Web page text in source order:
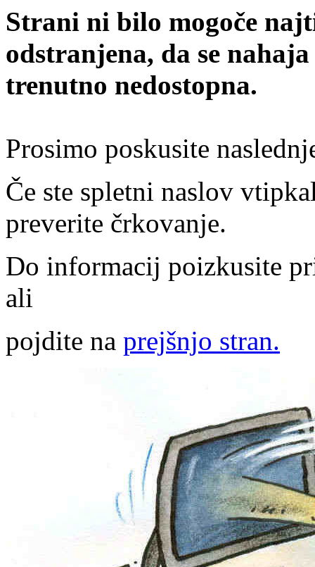
Strani ni bilo mogoče
odstranjena, da se
trenutno nedostopna.
Prosimo poskusite
Če ste spletni naslov
preverite črkovanje.
Do informacij poizkusite
ali
pojdite na prejšnjo stran.